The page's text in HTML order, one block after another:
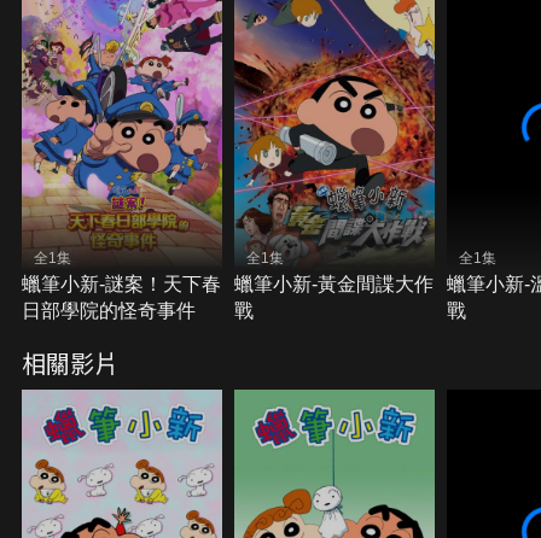
全1集
蠟筆小新-謎案！天下春
日部學院的怪奇事件
全1集
蠟筆小新-黃金間諜大作
戰
全1集
蠟筆小新-
戰
相關影片